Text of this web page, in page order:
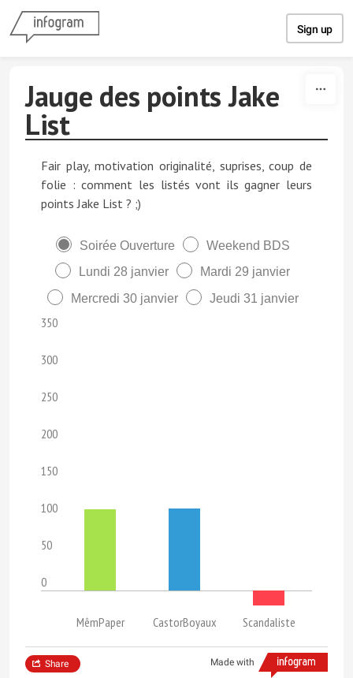
Sign up
Jauge des points Jake
List
Fair play, motivation originalité, suprises, coup de
folie : comment les listés vont ils gagner leurs
points Jake List ? ;)
Soirée Ouverture
Weekend BDS
Lundi 28 janvier
Mardi 29 janvier
Mercredi 30 janvier
Jeudi 31 janvier
350
300
250
200
150
100
50
0
MêmPaper CastorBoyaux Scandaliste
Made with
Share